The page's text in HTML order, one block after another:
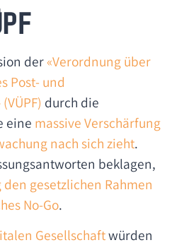
der«Verordnung über
Post- und
durch die
eine massive Verschärfung
nach sich zieht.
beklagen,
gesetzlichen Rahmen
No-Go.
Gesellschaftwürden